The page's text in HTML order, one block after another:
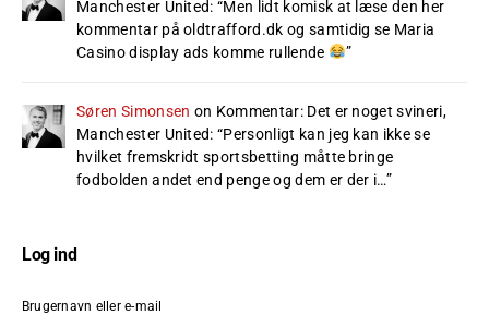
Manchester United: “Men lidt komisk at læse den her
kommentar på oldtrafford.dk og samtidig se Maria
Casino display ads komme rullende
”
Søren Simonsen on Kommentar: Det er noget svineri,
Manchester United: “Personligt kan jeg kan ikke se
hvilket fremskridt sportsbetting måtte bringe
fodbolden andet end penge og dem er der i…”
Log ind
Brugernavn eller e-mail